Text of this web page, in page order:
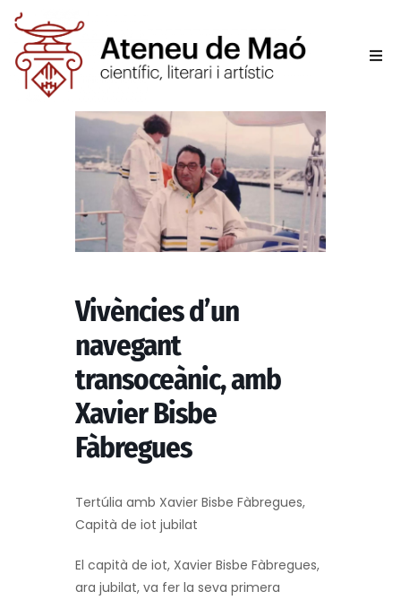
Vivències d’un
navegant
transoceànic, amb
Xavier Bisbe
Fàbregues
Tertúlia amb Xavier Bisbe Fàbregues,
Capità de iot jubilat
El capità de iot, Xavier Bisbe Fàbregues,
ara jubilat, va fer la seva primera